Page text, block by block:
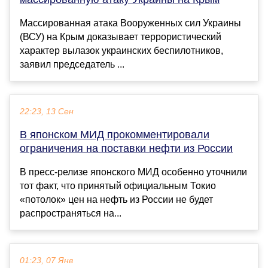
Массированная атака Вооруженных сил Украины
(ВСУ) на Крым доказывает террористический
характер вылазок украинских беспилотников,
заявил председатель ...
22:23, 13 Сен
В японском МИД прокомментировали
ограничения на поставки нефти из России
В пресс-релизе японского МИД особенно уточнили
тот факт, что принятый официальным Токио
«потолок» цен на нефть из России не будет
распространяться на...
01:23, 07 Янв